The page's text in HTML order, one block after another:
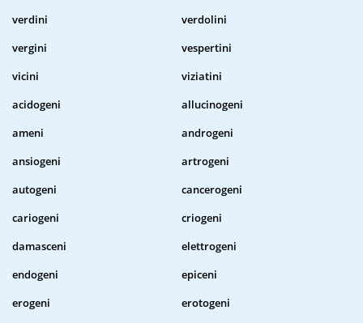
verdini
verdolini
vergini
vespertini
vicini
viziatini
acidogeni
allucinogeni
ameni
androgeni
ansiogeni
artrogeni
autogeni
cancerogeni
cariogeni
criogeni
damasceni
elettrogeni
endogeni
epiceni
erogeni
erotogeni